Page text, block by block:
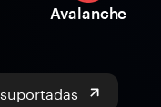
Avalanche